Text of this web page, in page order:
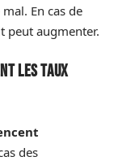
En cas de
peut augmenter.
les taux
des